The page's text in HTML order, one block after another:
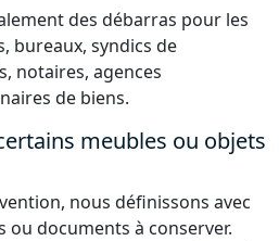
des débarras pour les
bureaux, syndics de
notaires, agences
de biens.
meubles ou objets
nous définissons avec
ou documents à conserver.